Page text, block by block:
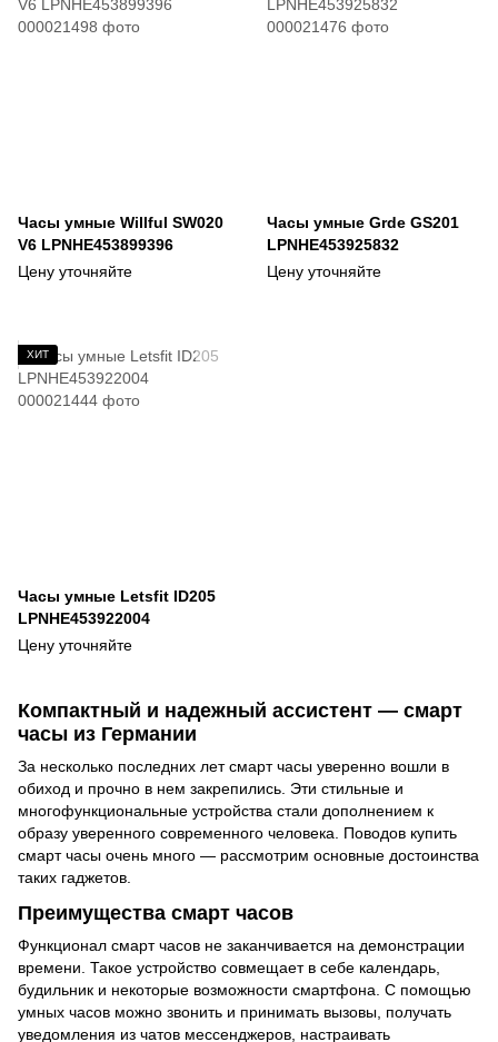
Часы умные Willful SW020
V6 LPNHE453899396
Цену уточняйте
Часы умные Grde GS201
LPNHE453925832
Цену уточняйте
ХИТ
Часы умные Letsfit ID205
LPNHE453922004
Цену уточняйте
Компактный и надежный ассистент — смарт
часы из Германии
За несколько последних лет смарт часы уверенно вошли в
обиход и прочно в нем закрепились. Эти стильные и
многофункциональные устройства стали дополнением к
образу уверенного современного человека. Поводов купить
смарт часы очень много — рассмотрим основные достоинства
таких гаджетов.
Преимущества смарт часов
Функционал смарт часов не заканчивается на демонстрации
времени. Такое устройство совмещает в себе календарь,
будильник и некоторые возможности смартфона. С помощью
умных часов можно звонить и принимать вызовы, получать
уведомления из чатов мессенджеров, настраивать